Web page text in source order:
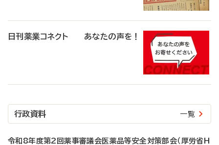
日刊薬業コネクト あなたの声を！
行政資料 一覧
令和8年度第2回薬事審議会医薬品等安全対策部会（厚労省H